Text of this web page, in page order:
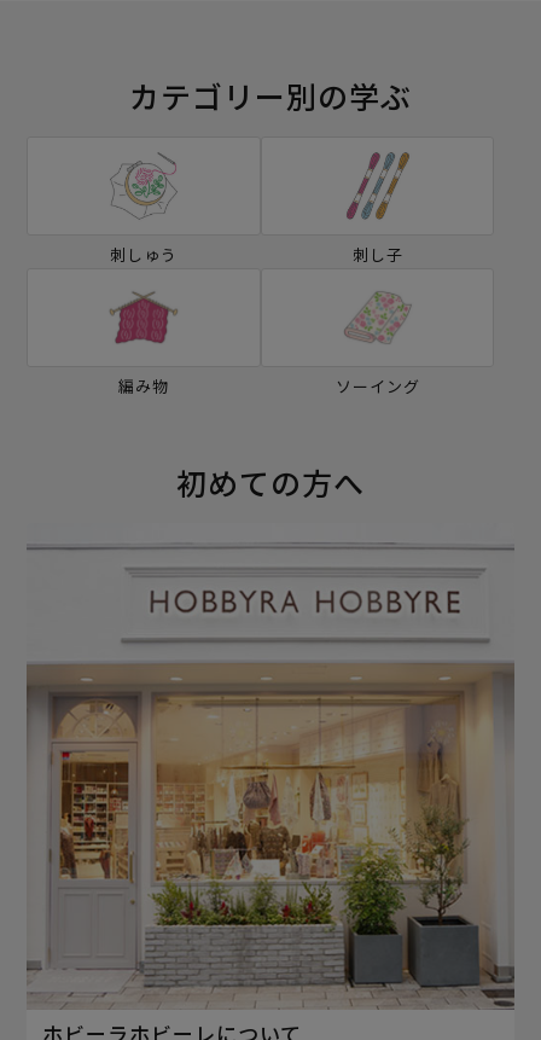
カテゴリー別の学ぶ
刺しゅう 刺し子
編み物 ソーイング
初めての方へ
ホビーラホビーレについて